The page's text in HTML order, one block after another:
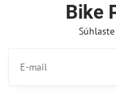
Bike